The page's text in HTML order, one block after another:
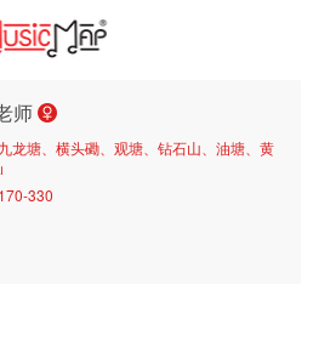
师
九龙塘、横头磡、观塘、钻石山、油塘、黄
170-330